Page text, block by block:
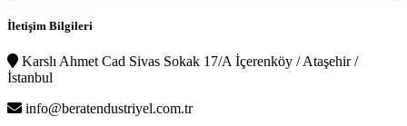
İletişim Bilgileri
Karslı Ahmet Cad Sivas Sokak 17/A İçerenköy / Ataşehir /
İstanbul
info@beratendustriyel.com.tr